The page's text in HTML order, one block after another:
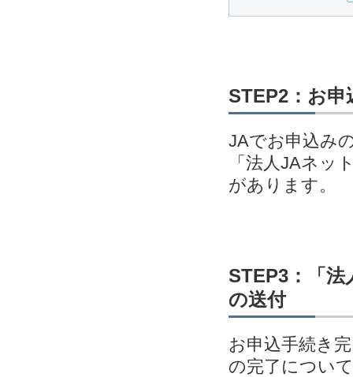
STEP2：お申
JAでお申込み
「法人JAネッ
があります。
STEP3：「
の送付
お申込手続き
の完了につい